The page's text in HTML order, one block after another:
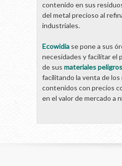
contenido en sus
del metal precioso al
industriales.
Ecowidia se pone a sus
necesidades y facilitar el
de sus materiales
facilitando la venta de los
contenidos con precios
en el valor de mercado a